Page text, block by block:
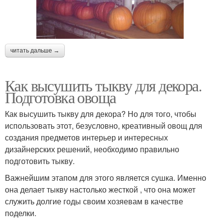
читать дальше →
Как высушить тыкву для декора.
Подготовка овоща
Как высушить тыкву для декора? Но для того, чтобы
использовать этот, безусловно, креативный овощ для
создания предметов интерьер и интересных
дизайнерских решений, необходимо правильно
подготовить тыкву.
Важнейшим этапом для этого является сушка. Именно
она делает тыкву настолько жесткой , что она может
служить долгие годы своим хозяевам в качестве
поделки.